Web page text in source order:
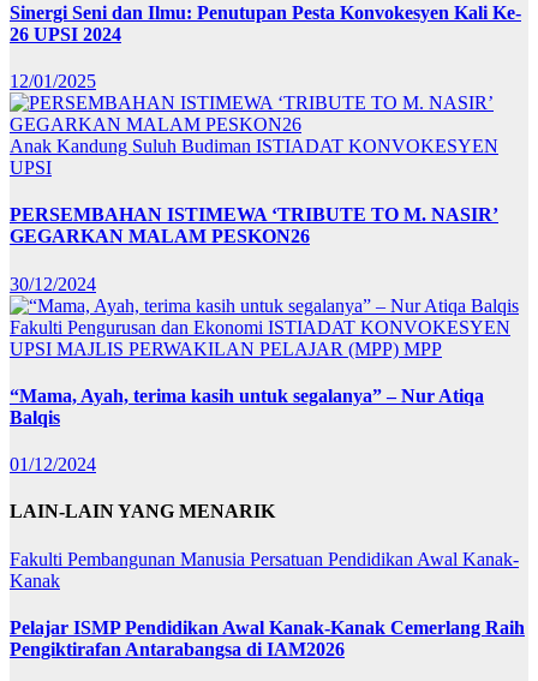
Sinergi Seni dan Ilmu: Penutupan Pesta Konvokesyen Kali Ke-
26 UPSI 2024
12/01/2025
Anak Kandung Suluh Budiman ISTIADAT KONVOKESYEN
UPSI
PERSEMBAHAN ISTIMEWA ‘TRIBUTE TO M. NASIR’
GEGARKAN MALAM PESKON26
30/12/2024
Fakulti Pengurusan dan Ekonomi ISTIADAT KONVOKESYEN
UPSI MAJLIS PERWAKILAN PELAJAR (MPP) MPP
“Mama, Ayah, terima kasih untuk segalanya” – Nur Atiqa
Balqis
01/12/2024
LAIN-LAIN YANG MENARIK
Fakulti Pembangunan Manusia Persatuan Pendidikan Awal Kanak-
Kanak
Pelajar ISMP Pendidikan Awal Kanak-Kanak Cemerlang Raih
Pengiktirafan Antarabangsa di IAM2026